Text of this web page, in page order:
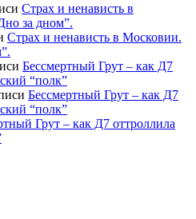
Страх и ненависть в
за дном”.
Страх и ненависть в Московии.
Бессмертный Грут – как Д7
“полк”
Бессмертный Грут – как Д7
“полк”
Грут – как Д7 оттроллила